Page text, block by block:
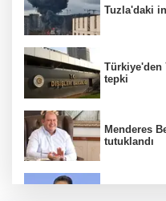
Tuzla'daki
Türkiye'den
tepki
Menderes
tutuklandı